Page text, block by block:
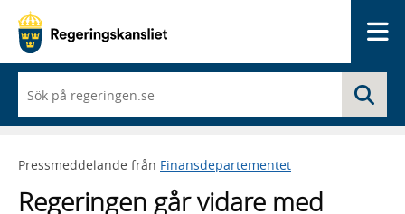
du
börjar
skriva
framträder
lista
Pressmeddelande från Finansdepartementet
Regeringen går vidare med